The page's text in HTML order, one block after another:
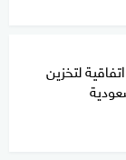
لتخزين